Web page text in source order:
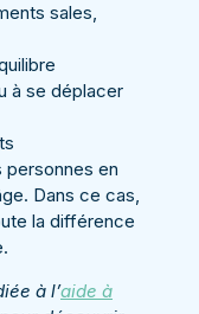
sales,
à se déplacer
personnes en
Dans ce cas,
la différence
à l’aide à